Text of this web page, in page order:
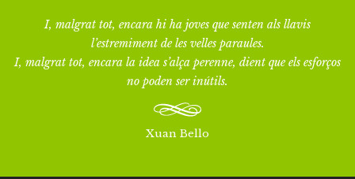
I, malgrat tot, encara hi ha joves que senten als llavis
l’estremiment de les velles paraules.
I, malgrat tot, encara la idea s’alça perenne, dient que els esforços
no poden ser inútils.
Xuan Bello